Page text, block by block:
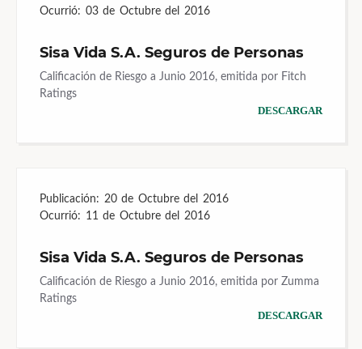
Ocurrió: 03 de Octubre del 2016
Sisa Vida S.A. Seguros de Personas
Calificación de Riesgo a Junio 2016, emitida por Fitch
Ratings
DESCARGAR
Publicación: 20 de Octubre del 2016
Ocurrió: 11 de Octubre del 2016
Sisa Vida S.A. Seguros de Personas
Calificación de Riesgo a Junio 2016, emitida por Zumma
Ratings
DESCARGAR